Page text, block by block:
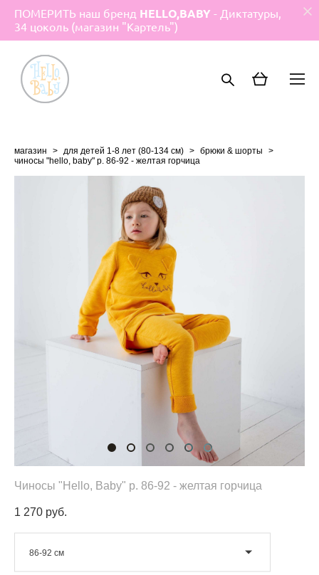
ПОМЕРИТЬ наш бренд HELLO,BABY - Диктатуры,
34 цоколь (магазин "Картель")
магазин > для детей 1-8 лет (80-134 см) > брюки & шорты
>
чиносы "hello, baby" р. 86-92 - желтая горчица
Чиносы "Hello, Baby" р. 86-92 - желтая горчица
1 270 pуб.
86-92 см